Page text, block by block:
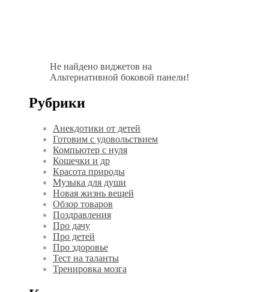
Не найдено виджетов на
Альтернативной боковой панели!
Рубрики
Анекдотики от детей
Готовим с удовольствием
Компьютер с нуля
Кошечки и др
Красота природы
Музыка для души
Новая жизнь вещей
Обзор товаров
Поздравления
Про дачу
Про детей
Про здоровье
Тест на таланты
Тренировка мозга